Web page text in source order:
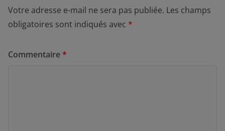
Votre adresse e-mail ne sera pas publiée. Les champs
obligatoires sont indiqués avec *
Commentaire*